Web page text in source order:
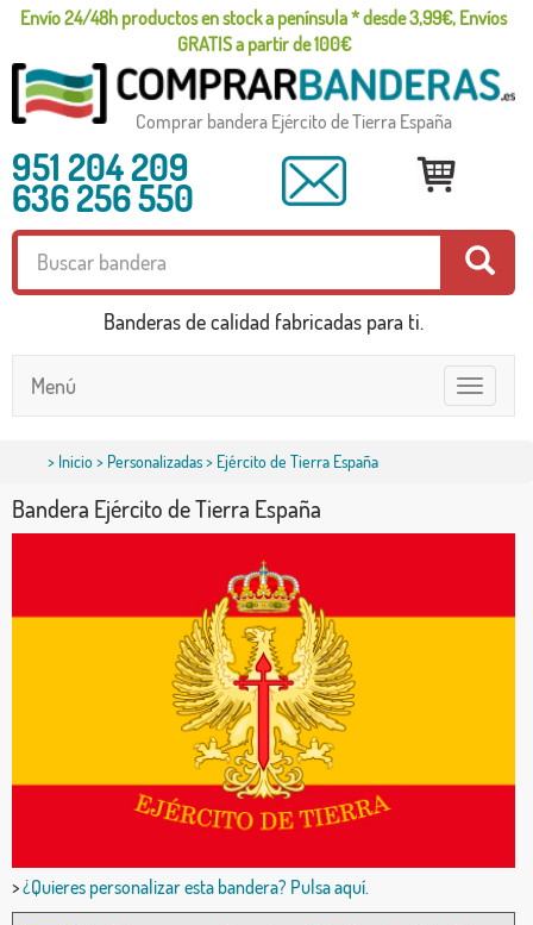
Envío 24/48h productos en stock a península * desde 3,99€, Envíos
GRATIS a partir de 100€
Comprar bandera Ejército de Tierra España
951 204 209
636 256 550
Banderas de calidad fabricadas para ti.
Toggle
navigation
Menú
> Inicio> Personalizadas> Ejército de Tierra España
Bandera Ejército de Tierra España
>¿Quieres personalizar esta bandera? Pulsa aquí.